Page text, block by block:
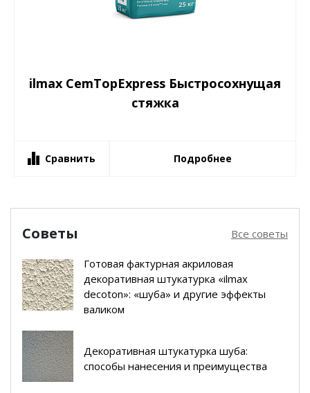
ilmax CemTopExpress Быстросохнущая
стяжка
Сравнить Подробнее
Советы Все советы
Готовая фактурная акриловая
декоративная штукатурка «ilmax
decoton»: «шуба» и другие эффекты
валиком
Декоративная штукатурка шуба:
способы нанесения и преимущества